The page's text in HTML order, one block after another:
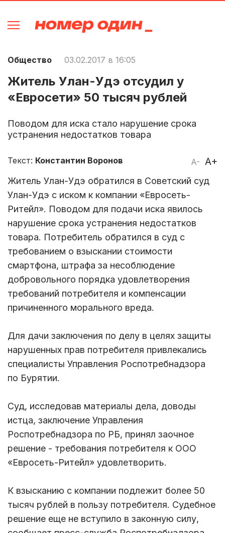
Общество 03.02.2017 в 16:05
Житель Улан-Удэ отсудил у
«Евросети» 50 тысяч рублей
Поводом для иска стало нарушение срока
устранения недостатков товара
A- A+
Текст: Константин Воронов
Житель Улан-Удэ обратился в Советский суд
Улан-Удэ с иском к компании «Евросеть-
Ритейл». Поводом для подачи иска явилось
нарушение срока устранения недостатков
товара. Потребитель обратился в суд с
требованием о взыскании стоимости
смартфона, штрафа за несоблюдение
добровольного порядка удовлетворения
требований потребителя и компенсации
причиненного морального вреда.
Для дачи заключения по делу в целях защиты
нарушенных прав потребителя привлекались
специалисты Управления Роспотребнадзора
по Бурятии.
Суд, исследовав материалы дела, доводы
истца, заключение Управления
Роспотребнадзора по РБ, принял заочное
решение - требования потребителя к ООО
«Евросеть-Ритейл» удовлетворить.
К взысканию с компании подлежит более 50
тысяч рублей в пользу потребителя. Судебное
решение еще не вступило в законную силу,